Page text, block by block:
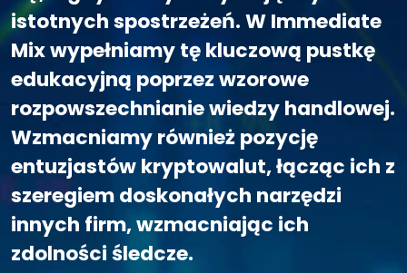
istotnych spostrzeżeń. W Immediate
Mix wypełniamy tę kluczową pustkę
edukacyjną poprzez wzorowe
rozpowszechnianie wiedzy handlowej.
Wzmacniamy również pozycję
entuzjastów kryptowalut, łącząc ich z
szeregiem doskonałych narzędzi
innych firm, wzmacniając ich
zdolności śledcze.